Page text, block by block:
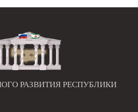
РАЗВИТИЯ РЕСПУБЛИКИ